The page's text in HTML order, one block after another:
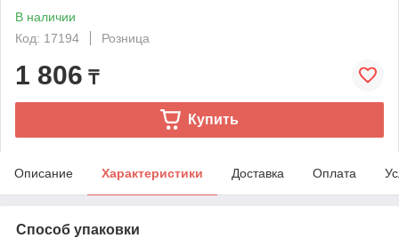
В наличии
Код: 17194
Розница
1 806 ₸
Купить
Описание Характеристики Доставка Оплата
Способ упаковки